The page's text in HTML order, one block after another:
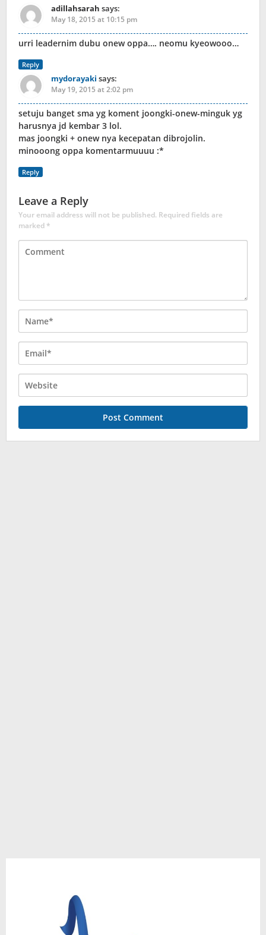
adillahsarah says:
May 18, 2015 at 10:15 pm
urri leadernim dubu onew oppa…. neomu kyeowooo…
Reply
mydorayaki says:
May 19, 2015 at 2:02 pm
setuju banget sma yg koment joongki-onew-minguk yg
harusnya jd kembar 3 lol.
mas joongki + onew nya kecepatan dibrojolin.
minooong oppa komentarmuuuu :*
Reply
Leave a Reply
Your email address will not be published. Required fields are
marked*